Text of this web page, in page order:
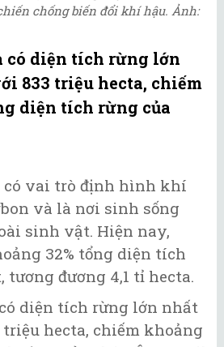
chống biến đổi khí hậu. Ảnh:
có diện tích rừng lớn
833 triệu hecta, chiếm
diện tích rừng của
có vai trò định hình khí
và là nơi sinh sống
sinh vật. Hiện nay,
32% tổng diện tích
đương 4,1 tỉ hecta.
diện tích rừng lớn nhất
hecta, chiếm khoảng